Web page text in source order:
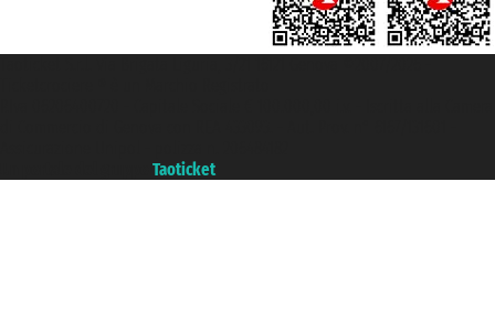
Taoticket